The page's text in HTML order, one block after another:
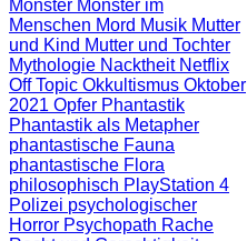
Monster Monster im
Menschen Mord Musik Mutter
und Kind Mutter und Tochter
Mythologie Nacktheit Netflix
Off Topic Okkultismus Oktober
2021 Opfer Phantastik
Phantastik als Metapher
phantastische Fauna
phantastische Flora
philosophisch PlayStation 4
Polizei psychologischer
Horror Psychopath Rache